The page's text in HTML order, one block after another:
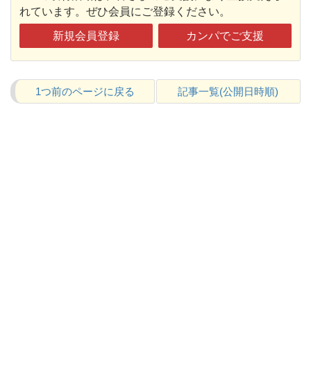
れています。ぜひ会員にご登録ください。
新規会員登録 カンパでご支援
1つ前のページに戻る 記事一覧(公開日時順)